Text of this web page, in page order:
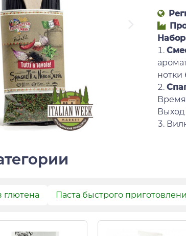
Набор
1.
нотки
2.
Время
3.
глютена Паста быстрого